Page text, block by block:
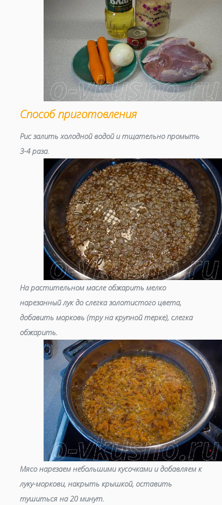
Способ приготовления
Рис залить холодной водой и тщательно промыть
3-4 раза.
На растительном масле обжарить мелко
нарезанный лук до слегка золотистого цвета,
добавить морковь (тру на крупной терке), слегка
обжарить.
Мясо нарезаем небольшими кусочками и добавляем к
луку-моркови, накрыть крышкой, оставить
тушиться на 20 минут.